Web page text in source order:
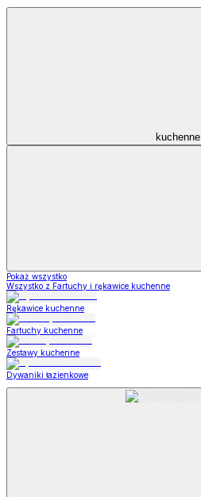
kuchenne
Pokaż wszystko
Wszystko z Fartuchy i rękawice kuchenne
Rękawice kuchenne
Fartuchy kuchenne
Zestawy kuchenne
Dywaniki łazienkowe